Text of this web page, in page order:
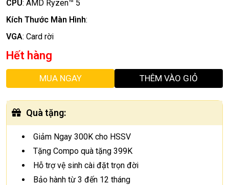
CPU: AMD Ryzen™ 5
Kích Thước Màn Hình:
VGA: Card rời
Hết hàng
MUA NGAY THÊM VÀO GIỎ
Quà tặng:
Giảm Ngay 300K cho HSSV
Tặng Compo quà tặng 399K
Hỗ trợ vệ sinh cài đặt trọn đời
Bảo hành từ 3 đến 12 tháng